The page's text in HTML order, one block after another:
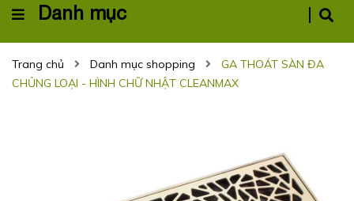
Danh mục
Trang chủ Danh mục shopping
GA THOÁT SÀN ĐA
CHỦNG LOẠI - HÌNH CHỮ NHẬT CLEANMAX